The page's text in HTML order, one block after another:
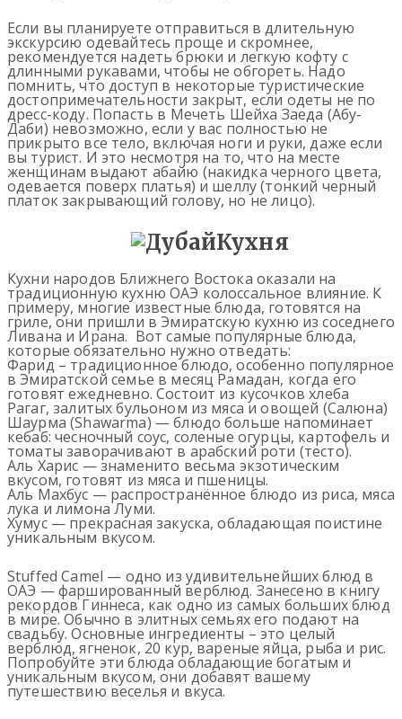
Если вы планируете отправиться в длительную
экскурсию одевайтесь проще и скромнее,
рекомендуется надеть брюки и легкую кофту с
длинными рукавами, чтобы не обгореть. Надо
помнить, что доступ в некоторые туристические
достопримечательности закрыт, если одеты не по
дресс-коду. Попасть в Мечеть Шейха Заеда (Абу-
Даби) невозможно, если у вас полностью не
прикрыто все тело, включая ноги и руки, даже если
вы турист. И это несмотря на то, что на месте
женщинам выдают абайю (накидка черного цвета,
одевается поверх платья) и шеллу (тонкий черный
платок закрывающий голову, но не лицо).
Кухня
Кухни народов Ближнего Востока оказали на
традиционную кухню ОАЭ колоссальное влияние. К
примеру, многие известные блюда, готовятся на
гриле, они пришли в Эмиратскую кухню из соседнего
Ливана и Ирана. Вот самые популярные блюда,
которые обязательно нужно отведать:
Фарид – традиционное блюдо, особенно популярное
в Эмиратской семье в месяц Рамадан, когда его
готовят ежедневно. Состоит из кусочков хлеба
Рагаг, залитых бульоном из мяса и овощей (Салюна)
Шаурма (Shawarma) — блюдо больше напоминает
кебаб: чесночный соус, соленые огурцы, картофель и
томаты заворачивают в арабский роти (тесто).
Аль Харис — знаменито весьма экзотическим
вкусом, готовят из мяса и пшеницы.
Аль Махбус — распространённое блюдо из риса, мяса
лука и лимона Луми.
Хумус — прекрасная закуска, обладающая поистине
уникальным вкусом.
Stuffed Camel — одно из удивительнейших блюд в
ОАЭ — фаршированный верблюд. Занесено в книгу
рекордов Гиннеса, как одно из самых больших блюд
в мире. Обычно в элитных семьях его подают на
свадьбу. Основные ингредиенты – это целый
верблюд, ягненок, 20 кур, вареные яйца, рыба и рис.
Попробуйте эти блюда обладающие богатым и
уникальным вкусом, они добавят вашему
путешествию веселья и вкуса.